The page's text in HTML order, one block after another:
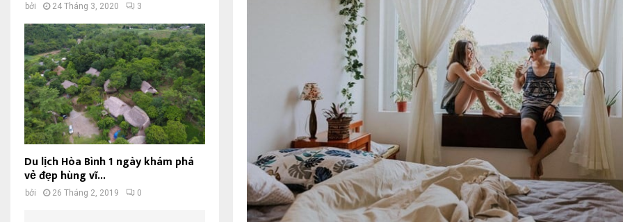
bởi 24 Tháng 3, 2020 3
Du lịch Hòa Bình 1 ngày khám phá
vẻ đẹp hùng vĩ...
bởi 26 Tháng 2, 2019 0